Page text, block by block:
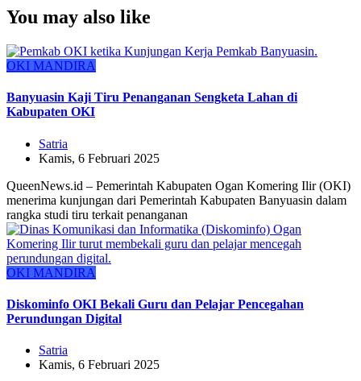
You may also like
OKI MANDIRA
Banyuasin Kaji Tiru Penanganan Sengketa Lahan di
Kabupaten OKI
Satria
Kamis, 6 Februari 2025
QueenNews.id – Pemerintah Kabupaten Ogan Komering Ilir (OKI)
menerima kunjungan dari Pemerintah Kabupaten Banyuasin dalam
rangka studi tiru terkait penanganan
OKI MANDIRA
Diskominfo OKI Bekali Guru dan Pelajar Pencegahan
Perundungan Digital
Satria
Kamis, 6 Februari 2025